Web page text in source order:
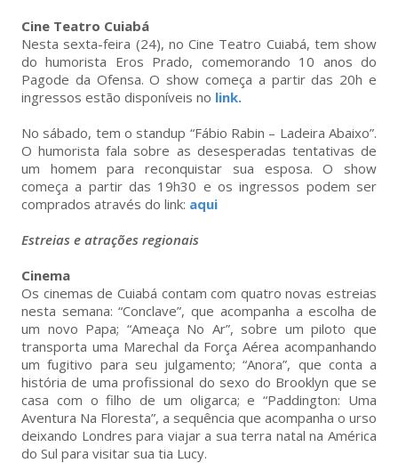
Cine Teatro Cuiabá
Nesta sexta-feira (24), no Cine Teatro Cuiabá, tem show
do humorista Eros Prado, comemorando 10 anos do
Pagode da Ofensa. O show começa a partir das 20h e
ingressos estão disponíveis no link.
No sábado, tem o standup “Fábio Rabin – Ladeira Abaixo”.
O humorista fala sobre as desesperadas tentativas de
um homem para reconquistar sua esposa. O show
começa a partir das 19h30 e os ingressos podem ser
comprados através do link: aqui
Estreias e atrações regionais
Cinema
Os cinemas de Cuiabá contam com quatro novas estreias
nesta semana: “Conclave”, que acompanha a escolha de
um novo Papa; “Ameaça No Ar”, sobre um piloto que
transporta uma Marechal da Força Aérea acompanhando
um fugitivo para seu julgamento; “Anora”, que conta a
história de uma profissional do sexo do Brooklyn que se
casa com o filho de um oligarca; e “Paddington: Uma
Aventura Na Floresta”, a sequência que acompanha o urso
deixando Londres para viajar a sua terra natal na América
do Sul para visitar sua tia Lucy.